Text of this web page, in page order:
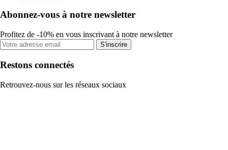
Abonnez-vous à notre newsletter
Profitez de -10% en vous inscrivant à notre newsletter
S'inscrire
Restons connectés
Retrouvez-nous sur les réseaux sociaux